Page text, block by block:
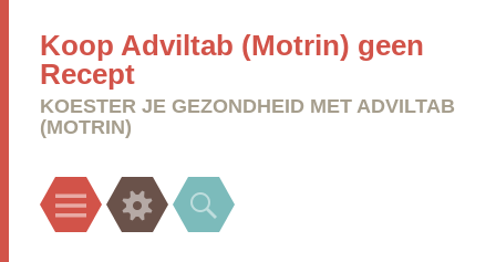
Koop Adviltab (Motrin) geen
Recept
KOESTER JE GEZONDHEID MET ADVILTAB
(MOTRIN)
Menu Widgets Search